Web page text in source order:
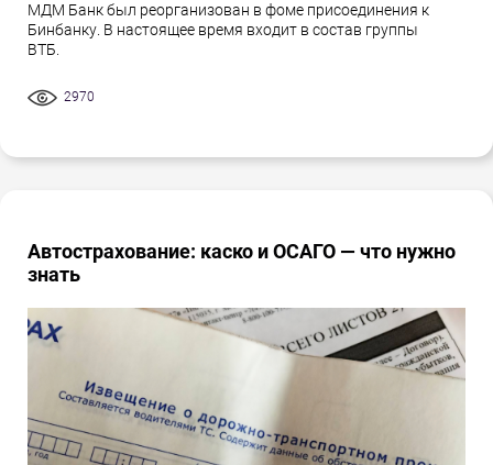
МДМ Банк был реорганизован в фоме присоединения к
Бинбанку. В настоящее время входит в состав группы
ВТБ.
2970
Автострахование: каско и ОСАГО — что нужно
знать